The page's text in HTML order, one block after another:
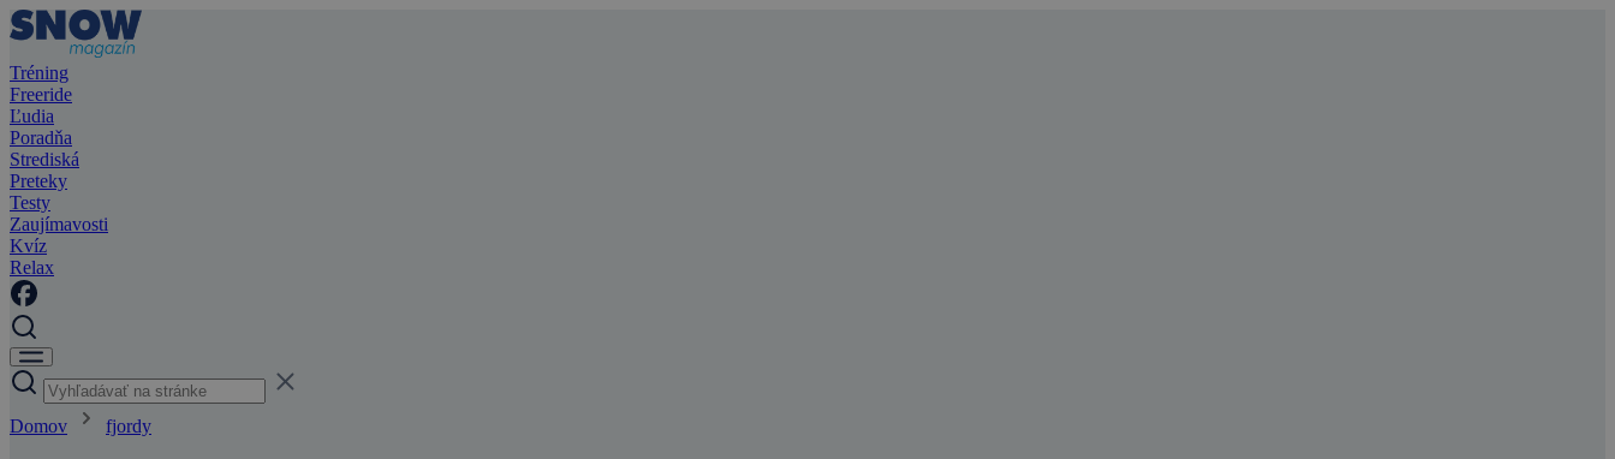
Tréning
Freeride
Ľudia
Poradňa
Strediská
Preteky
Testy
Zaujímavosti
Kvíz
Relax
Domov fjordy